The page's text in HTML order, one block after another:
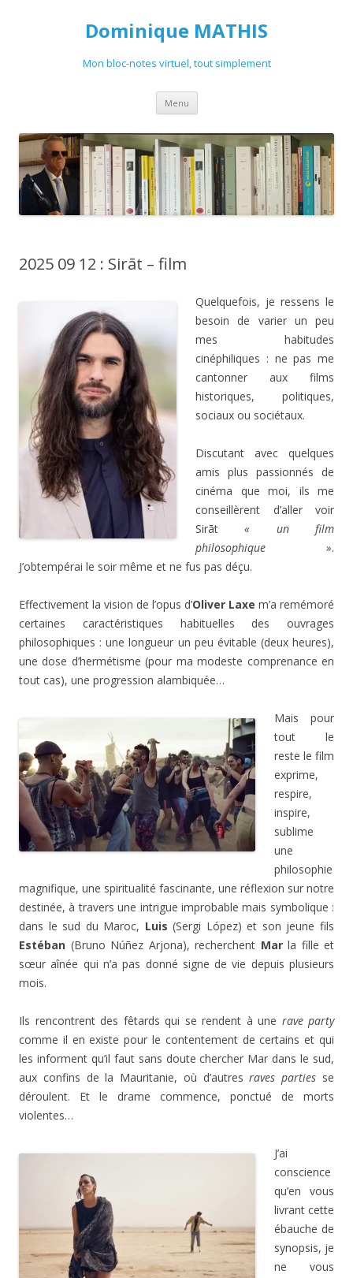
Dominique MATHIS
Mon bloc-notes virtuel, tout simplement
Menu Aller
contenu
2025 09 12 : Sirāt – film
Quelquefois, je ressens le
besoin de varier un peu
mes habitudes
cinéphiliques : ne pas me
cantonner aux films
historiques, politiques,
sociaux ou sociétaux.
Discutant avec quelques
amis plus passionnés de
cinéma que moi, ils me
conseillèrent d’aller voir
Sirāt« un film
philosophique ».
J’obtempérai le soir même et ne fus pas déçu.
Effectivement la vision de l’opus d’Oliver Laxe m’a remémoré
certaines caractéristiques habituelles des ouvrages
philosophiques : une longueur un peu évitable (deux heures),
une dose d’hermétisme (pour ma modeste comprenance en
tout cas), une progression alambiquée…
Mais pour
tout le
reste le film
exprime,
respire,
inspire,
sublime
une
philosophie
magnifique, une spiritualité fascinante, une réflexion sur notre
destinée, à travers une intrigue improbable mais symbolique :
dans le sud du Maroc, Luis (Sergi López) et son jeune fils
Estéban (Bruno Núñez Arjona), recherchent Marla fille et
sœur aînée qui n’a pas donné signe de vie depuis plusieurs
mois.
Ils rencontrent des fêtards qui se rendent à une rave party
comme il en existe pour le contentement de certains et qui
les informent qu’il faut sans doute chercher Mar dans le sud,
aux confins de la Mauritanie, où d’autresraves parties se
déroulent. Et le drame commence, ponctué de morts
violentes…
J’ai
conscience
qu’en vous
livrant cette
ébauche de
synopsis, je
ne vous